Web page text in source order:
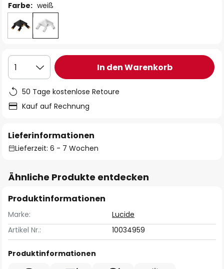
Farbe: weiß
1 In den Warenkorb
50 Tage kostenlose Retoure
Kauf auf Rechnung
Lieferinformationen
Lieferzeit: 6 - 7 Wochen
Ähnliche Produkte entdecken
Produktinformationen
Marke:
Lucide
Artikel Nr.:
10034959
Produktinformationen